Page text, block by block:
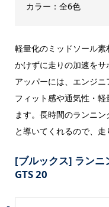
カラー：全6色
軽量化のミッドソール
かけずに走りの加速をサ
アッパーには、エンジ
フィット感や通気性・
ます。長時間のランニ
と導いてくれるので、走
[ブルックス] ランニ
GTS 20